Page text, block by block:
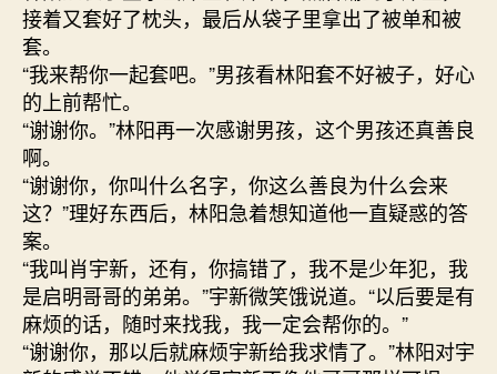
接着又套好了枕头，最后从袋子里拿出了被单和被
套。
“我来帮你一起套吧。”男孩看林阳套不好被子，好心
的上前帮忙。
“谢谢你。”林阳再一次感谢男孩，这个男孩还真善良
啊。
“谢谢你，你叫什么名字，你这么善良为什么会来
这？”理好东西后，林阳急着想知道他一直疑惑的答
案。
“我叫肖宇新，还有，你搞错了，我不是少年犯，我
是启明哥哥的弟弟。”宇新微笑饿说道。“以后要是有
麻烦的话，随时来找我，我一定会帮你的。”
“谢谢你，那以后就麻烦宇新给我求情了。”林阳对宇